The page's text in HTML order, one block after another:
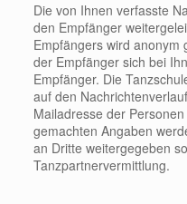
Die von Ihnen verfasste
den Empfänger
Empfängers wird anonym
der Empfänger sich bei
Empfänger. Die
auf den
Mailadresse der
gemachten Angaben
an Dritte weitergegeben
Tanzpartnervermittlung.